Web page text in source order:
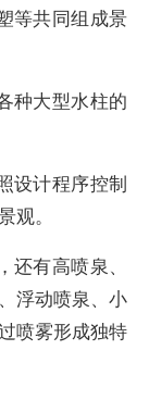
等共同组成景
种大型水柱的
设计程序控制
观。
还有高喷泉、
浮动喷泉、小
喷雾形成独特